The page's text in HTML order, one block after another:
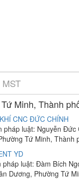
Minh, Thành
CNC ĐỨC CHÍNH
pháp luật: Nguyễn Đức
Tứ Minh, Thành
YD
pháp luật: Đàm Bích
Dương, Phường Tứ